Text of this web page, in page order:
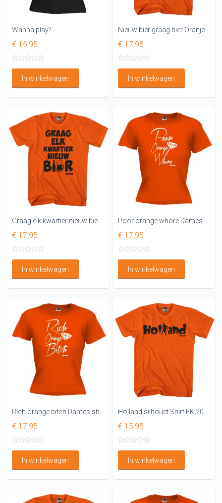
Wanna play?
€ 15,95
In winkelwagen
€ 17,95
In winkelwagen
Graag elk kwartier nieuw bier Oranje shirt
€ 17,95
In winkelwagen
Poor orange whore Dames shirt oranje
€ 17,95
In winkelwagen
Rich orange bitch Dames shirt oranje
€ 17,95
In winkelwagen
Holland silhouet Shirt EK 2021
€ 15,95
In winkelwagen